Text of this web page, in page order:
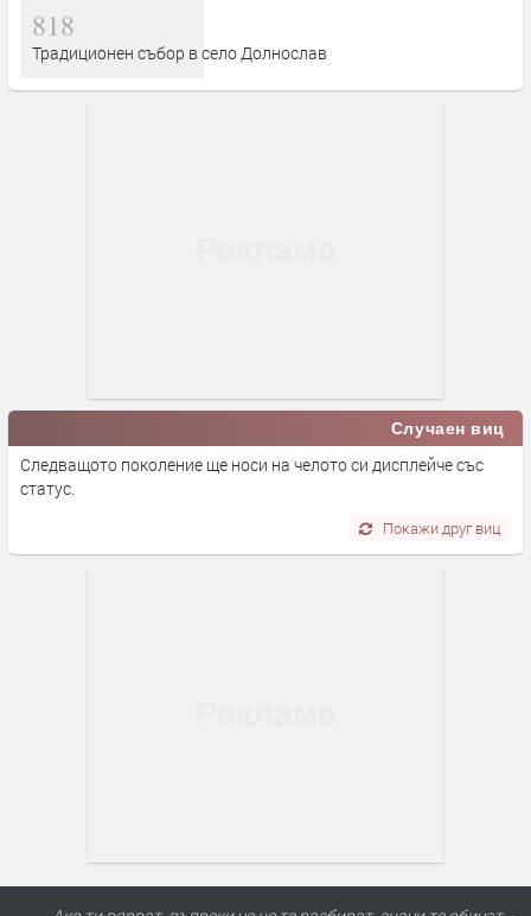
818
Традиционен събор в село Долнослав
Случаен виц
Следващото поколение ще носи на челото си дисплейче със
статус.
Покажи друг виц